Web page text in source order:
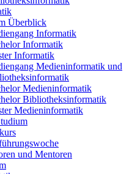
Überblick
Informatik
Informatik
Informatik
Medieninformatik und
Medieninformatik
Bibliotheksinformatik
Medieninformatik
und Mentoren